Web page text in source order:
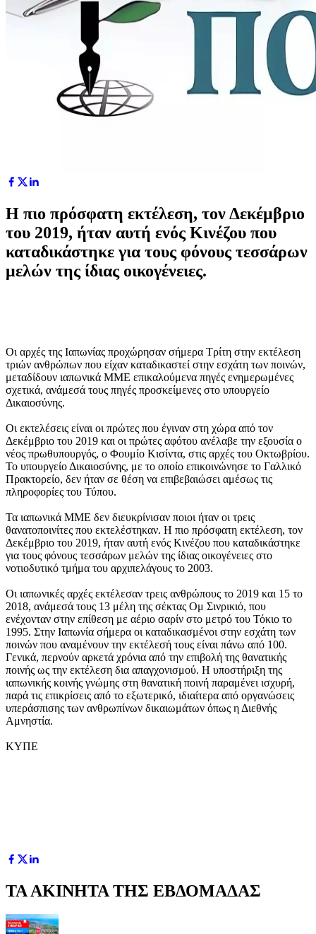
Η πιο πρόσφατη εκτέλεση, τον Δεκέμβριο
του 2019, ήταν αυτή ενός Κινέζου που
καταδικάστηκε για τους φόνους τεσσάρων
μελών της ίδιας οικογένειες.
Οι αρχές της Ιαπωνίας προχώρησαν σήμερα Τρίτη στην εκτέλεση
τριών ανθρώπων που είχαν καταδικαστεί στην εσχάτη των ποινών,
μεταδίδουν ιαπωνικά ΜΜΕ επικαλούμενα πηγές ενημερωμένες
σχετικά, ανάμεσά τους πηγές προσκείμενες στο υπουργείο
Δικαιοσύνης.
Οι εκτελέσεις είναι οι πρώτες που έγιναν στη χώρα από τον
Δεκέμβριο του 2019 και οι πρώτες αφότου ανέλαβε την εξουσία ο
νέος πρωθυπουργός, ο Φουμίο Κισίντα, στις αρχές του Οκτωβρίου.
Το υπουργείο Δικαιοσύνης, με το οποίο επικοινώνησε το Γαλλικό
Πρακτορείο, δεν ήταν σε θέση να επιβεβαιώσει αμέσως τις
πληροφορίες του Τύπου.
Τα ιαπωνικά ΜΜΕ δεν διευκρίνισαν ποιοι ήταν οι τρεις
θανατοποινίτες που εκτελέστηκαν. Η πιο πρόσφατη εκτέλεση, τον
Δεκέμβριο του 2019, ήταν αυτή ενός Κινέζου που καταδικάστηκε
για τους φόνους τεσσάρων μελών της ίδιας οικογένειες στο
νοτιοδυτικό τμήμα του αρχιπελάγους το 2003.
Οι ιαπωνικές αρχές εκτέλεσαν τρεις ανθρώπους το 2019 και 15 το
2018, ανάμεσά τους 13 μέλη της σέκτας Ομ Σινρικιό, που
ενέχονταν στην επίθεση με αέριο σαρίν στο μετρό του Τόκιο το
1995. Στην Ιαπωνία σήμερα οι καταδικασμένοι στην εσχάτη των
ποινών που αναμένουν την εκτέλεσή τους είναι πάνω από 100.
Γενικά, περνούν αρκετά χρόνια από την επιβολή της θανατικής
ποινής ως την εκτέλεση δια απαγχονισμού. Η υποστήριξη της
ιαπωνικής κοινής γνώμης στη θανατική ποινή παραμένει ισχυρή,
παρά τις επικρίσεις από το εξωτερικό, ιδιαίτερα από οργανώσεις
υπεράσπισης των ανθρωπίνων δικαιωμάτων όπως η Διεθνής
Αμνηστία.
ΚΥΠΕ
ΤΑ ΑΚΙΝΗΤΑ ΤΗΣ ΕΒΔΟΜΑΔΑΣ